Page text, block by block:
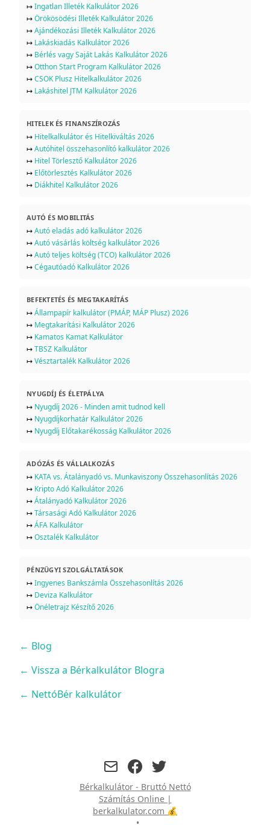
↦Ingatlan Illeték Kalkulátor 2026
↦Örökösödési Illeték Kalkulátor 2026
↦Ajándékozási Illeték Kalkulátor 2026
↦ Lakáskiadás Kalkulátor 2026
↦ Bérlés vagy Saját Lakás Kalkulátor 2026
↦Otthon Start Program Kalkulátor 2026
↦CSOK Plusz Hitelkalkulátor 2026
↦ Lakáshitel JTM Kalkulátor 2026
HITELEK ÉS FINANSZÍROZÁS
↦ Hitelkalkulátor és Hitelkiváltás 2026
↦Autóhitel összehasonlító kalkulátor 2026
↦ Hitel Törlesztő Kalkulátor 2026
↦ Előtörlesztés Kalkulátor 2026
↦ Diákhitel Kalkulátor 2026
AUTÓ ÉS MOBILITÁS
↦Autó eladás adó kalkulátor 2026
↦Autó vásárlás költség kalkulátor 2026
↦Autó teljes költség (TCO) kalkulátor 2026
↦Cégautóadó Kalkulátor 2026
BEFEKTETÉS ÉS MEGTAKARÍTÁS
↦Állampapír kalkulátor (PMÁP, MÁP Plusz) 2026
↦ Megtakarítási Kalkulátor 2026
↦ Kamatos Kamat Kalkulátor
↦TBSZ Kalkulátor
↦Vésztartalék Kalkulátor 2026
NYUGDÍJ ÉS ÉLETPÁLYA
↦ Nyugdíj 2026 - Minden amit tudnod kell
↦ Nyugdíjkorhatár Kalkulátor 2026
↦ Nyugdíj Előtakarékosság Kalkulátor 2026
ADÓZÁS ÉS VÁLLALKOZÁS
↦ KATA vs. Átalányadó vs. Munkaviszony Összehasonlítás 2026
↦ Kripto Adó Kalkulátor 2026
↦Átalányadó Kalkulátor 2026
↦Társasági Adó Kalkulátor 2026
↦ÁFA Kalkulátor
↦Osztalék Kalkulátor
PÉNZÜGYI SZOLGÁLTATÁSOK
↦Ingyenes Bankszámla Összehasonlítás 2026
↦ Deviza Kalkulátor
↦Önéletrajz Készítő 2026
← Blog
← Vissza a Bérkalkulátor Blogra
← NettóBér kalkulátor
facebooktwitter
Bérkalkulátor - Bruttó Nettó
Számítás Online |
berkalkulator.com 💰